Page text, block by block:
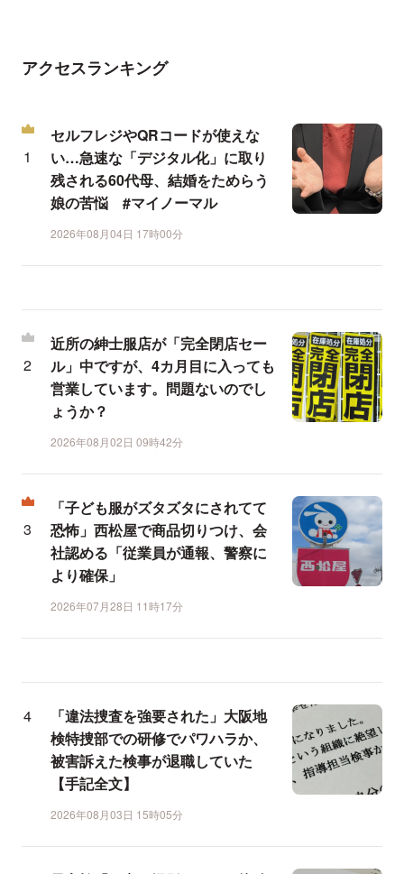
アクセスランキング
セルフレジやQRコードが使えな
い…急速な「デジタル化」に取り
残される60代母、結婚をためらう
娘の苦悩 #マイノーマル
2026年08月04日 17時00分
近所の紳士服店が「完全閉店セー
ル」中ですが、4カ月目に入っても
営業しています。問題ないのでし
ょうか？
2026年08月02日 09時42分
「子ども服がズタズタにされてて
恐怖」西松屋で商品切りつけ、会
社認める「従業員が通報、警察に
より確保」
2026年07月28日 11時17分
「違法捜査を強要された」大阪地
検特捜部での研修でパワハラか、
被害訴えた検事が退職していた
【手記全文】
2026年08月03日 15時05分